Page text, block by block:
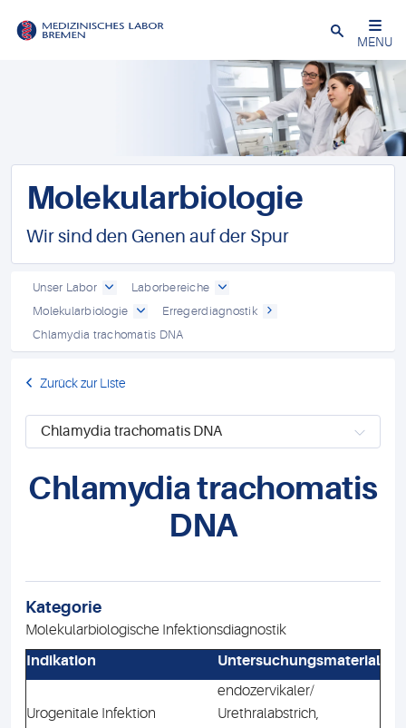
Schließen
MENU
Molekularbiologie
Wir sind den Genen auf der Spur
Unser Labor
Laborbereiche
Molekularbiologie
Erregerdiagnostik
Chlamydia trachomatis DNA
Zurück zur Liste
Chlamydia trachomatis DNA
Chlamydia trachomatis
DNA
Kategorie
Molekularbiologische Infektionsdiagnostik
Indikation
Untersuchungsmaterial
Urogenitale Infektion
endozervikaler/
Urethralabstrich,